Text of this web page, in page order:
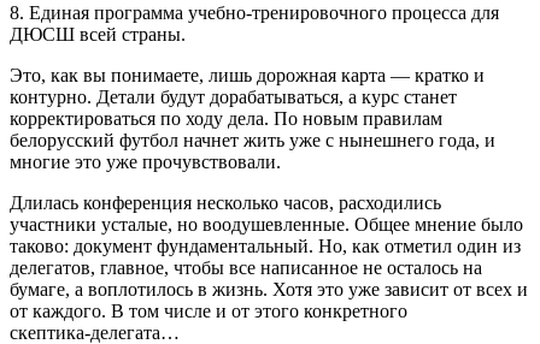
8. Единая программа учебно‑тренировочного процесса для
ДЮСШ всей страны.
Это, как вы понимаете, лишь дорожная карта — кратко и
контурно. Детали будут дорабатываться, а курс станет
корректироваться по ходу дела. По новым правилам
белорусский футбол начнет жить уже с нынешнего года, и
многие это уже прочувствовали.
Длилась конференция несколько часов, расходились
участники усталые, но воодушевленные. Общее мнение было
таково: документ фундаментальный. Но, как отметил один из
делегатов, главное, чтобы все написанное не осталось на
бумаге, а воплотилось в жизнь. Хотя это уже зависит от всех и
от каждого. В том числе и от этого конкретного
скептика‑делегата…